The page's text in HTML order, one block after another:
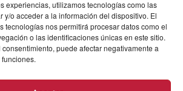
experiencias, utilizamos tecnologías como las
y/o acceder a la información del dispositivo. El
tecnologías nos permitirá procesar datos como el
o las identificaciones únicas en este sitio.
puede afectar negativamente a